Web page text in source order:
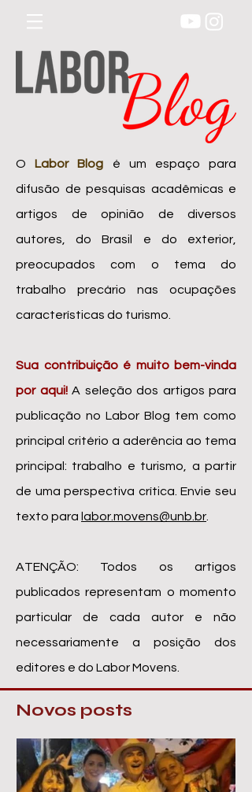
O Labor Blog é um espaço para
difusão de pesquisas acadêmicas e
artigos de opinião de diversos
autores, do Brasil e do exterior,
preocupados com o tema do
trabalho precário nas ocupações
características do turismo.
Sua contribuição é muito bem-vinda
por aqui! A seleção dos artigos para
publicação no Labor Blog tem como
principal critério a aderência ao tema
principal: trabalho e turismo, a partir
de uma perspectiva crítica.Envie seu
texto para labor.movens@unb.br
ATENÇÃO: Todos os artigos
publicados representam o momento
particular de cada autor e não
necessariamente a posição dos
editores e do Labor Movens.
Novos posts